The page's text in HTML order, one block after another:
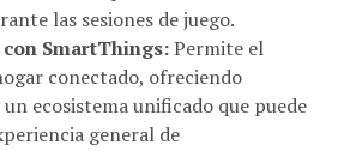
SmartThings:Permite el
conectado, ofreciendo
ecosistema unificado que puede
general de
y juego.